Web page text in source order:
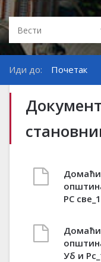
Иди до: Почетак
РС
Уб и